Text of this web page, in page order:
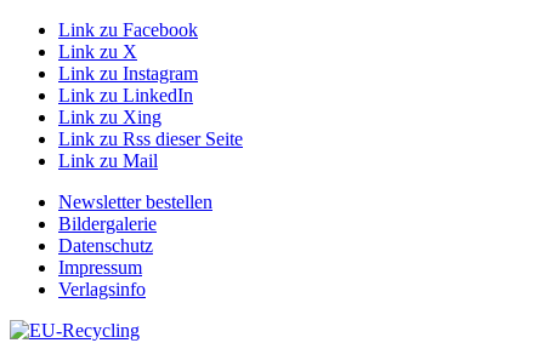
Link zu Facebook
Link zu X
Link zu Instagram
Link zu LinkedIn
Link zu Xing
Link zu Rss dieser Seite
Link zu Mail
Newsletter bestellen
Bildergalerie
Datenschutz
Impressum
Verlagsinfo